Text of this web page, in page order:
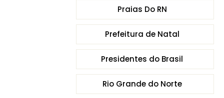
Praias Do RN
Prefeitura de Natal
Presidentes do Brasil
Rio Grande do Norte